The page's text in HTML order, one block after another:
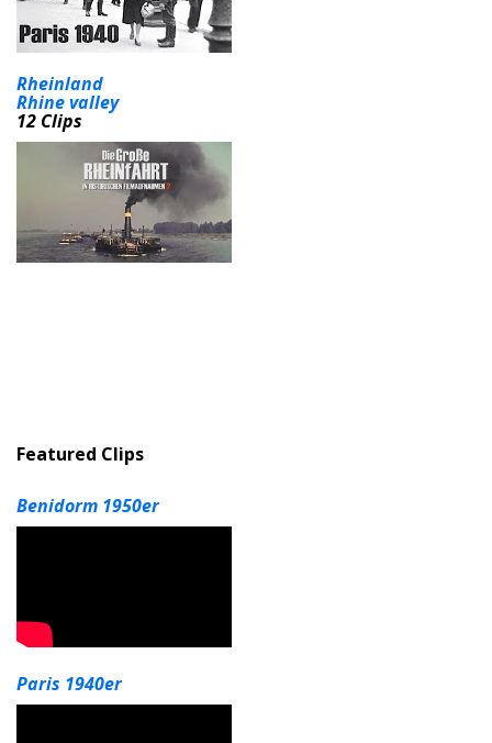
Rheinland
Rhine valley
12 Clips
Featured Clips
Benidorm 1950er
Paris 1940er